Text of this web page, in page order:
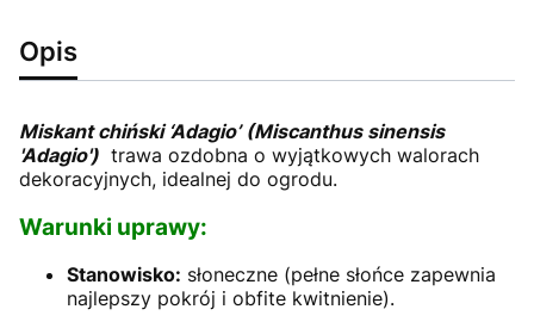
Opis
Miskant chiński ‘Adagio’ (Miscanthus sinensis
'Adagio') trawa ozdobna o wyjątkowych walorach
dekoracyjnych, idealnej do ogrodu.
Warunki uprawy:
Stanowisko: słoneczne (pełne słońce zapewnia
najlepszy pokrój i obfite kwitnienie).